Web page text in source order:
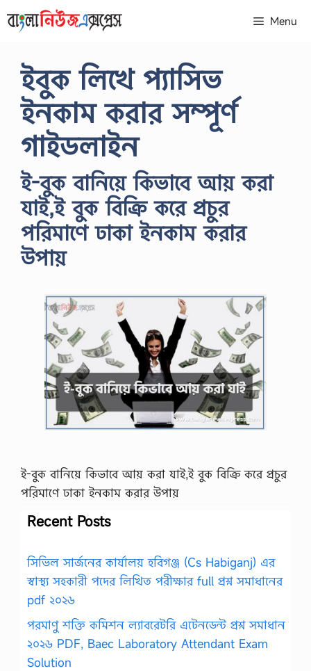
to
Menu
ইবুক লিখে প্যাসিভ
ইনকাম করার সম্পূর্ণ
গাইডলাইন
ই-বুক বানিয়ে কিভাবে আয় করা
যাই,ই বুক বিক্রি করে প্রচুর
পরিমাণে ঢাকা ইনকাম করার
উপায়
ই-বুক বানিয়ে কিভাবে আয় করা যাই,ই বুক বিক্রি করে প্রচুর
পরিমাণে ঢাকা ইনকাম করার উপায়
Recent Posts
সিভিল সার্জনের কার্যালয় হবিগঞ্জ (Cs Habiganj) এর
স্বাস্থ্য সহকারী পদের লিখিত পরীক্ষার full প্রশ্ন সমাধানের
pdf ২০২৬
পরমাণু শক্তি কমিশন ল্যাবরেটরি এটেনডেন্ট প্রশ্ন সমাধান
২০২৬ PDF, Baec Laboratory Attendant Exam
Solution